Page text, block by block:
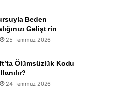
Beden
Geliştirin
25 Temmuz 2026
Ölümsüzlük Kodu
24 Temmuz 2026